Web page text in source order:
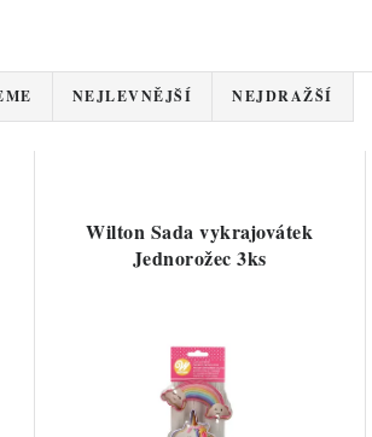
NEJLEVNĚJŠÍ NEJDRAŽŠÍ
Wilton Sada vykrajovátek
Jednorožec 3ks